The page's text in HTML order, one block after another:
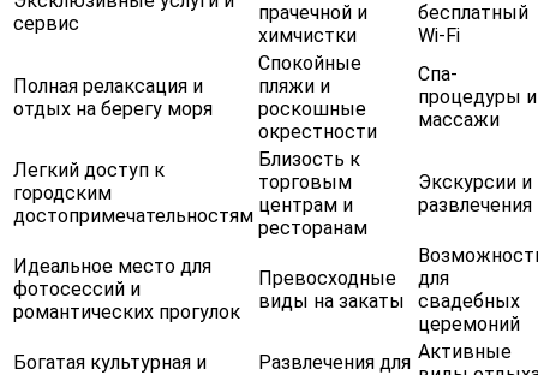
сервис
прачечной и
химчистки
бесплатный
Wi-Fi
Полная релаксация и
отдых на берегу моря
Спокойные
пляжи и
роскошные
окрестности
Спа-
процедуры и
массажи
Легкий доступ к
городским
достопримечательностям
Близость к
торговым
центрам и
ресторанам
Экскурсии и
развлечения
Идеальное место для
фотосессий и
романтических прогулок
Превосходные
виды на закаты
для
свадебных
церемоний
Богатая культурная и
Развлечения для Активные